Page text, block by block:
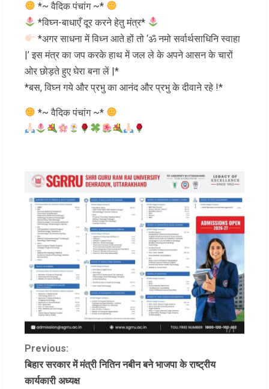
*~ वैदिक पंचांग ~*
*विघ्न-बाधाएँ दूर करने हेतु मंत्र*
*अगर साधना में विध्न आते हों तो ‘ॐ नमो सर्वार्थसाधिनि स्वाहा
|’ इस मंत्र का जप करके हाथ में जल ले के अपने आसन के चारों
ओर छोड़ते हुए घेरा बना लें |*
*बस, विघ्न गये और प्रभु का आनंद और प्रभु के दीवाने रहे !*
*~ वैदिक पंचांग ~*
C
o
Previous:
बिहार सरकार में मंत्री नितिन नबीन बने भाजपा के राष्ट्रीय
कार्यकारी अध्यक्ष